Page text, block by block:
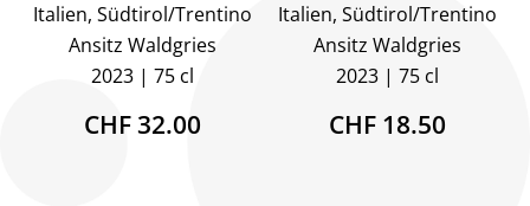
Italien, Südtirol/Trentino
Ansitz Waldgries
2023
75 cl
CHF 32.00
Italien, Südtirol/Trentino
Ansitz Waldgries
2023
75 cl
CHF 18.50